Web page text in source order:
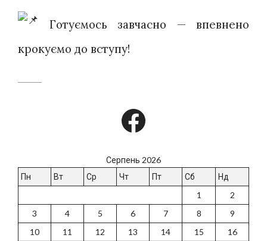
Готуємось завчасно — впевнено
крокуємо до вступу!
Facebook
Серпень 2026
Пн
Вт Ср Чт Пт Сб
Нд
1
2
3
4 5 6 7 8
9
10
11 12 13 14 15
16